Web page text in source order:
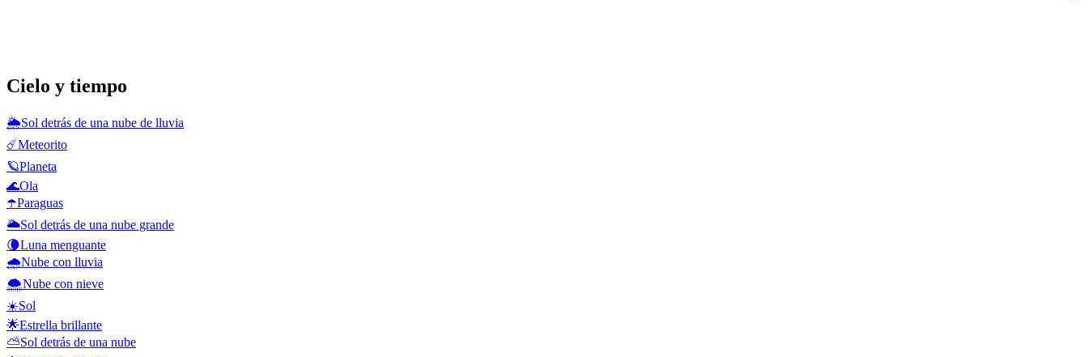
Cielo y tiempo
🌦️Sol detrás de una nube de lluvia
☄️Meteorito
🪐Planeta
🌊Ola
☂️Paraguas
🌥️Sol detrás de una nube grande
🌘Luna menguante
🌧️Nube con lluvia
🌨️Nube con nieve
☀️Sol
🌟Estrella brillante
⛅Sol detrás de una nube